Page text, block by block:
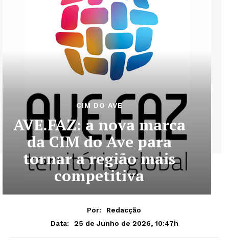
CIM DO AVE
AVE.FAZ: a nova marca
da CIM do Ave para
tornar a região mais
competitiva
Por:
Redacção
Data:
25 de Junho de 2026, 10:47h